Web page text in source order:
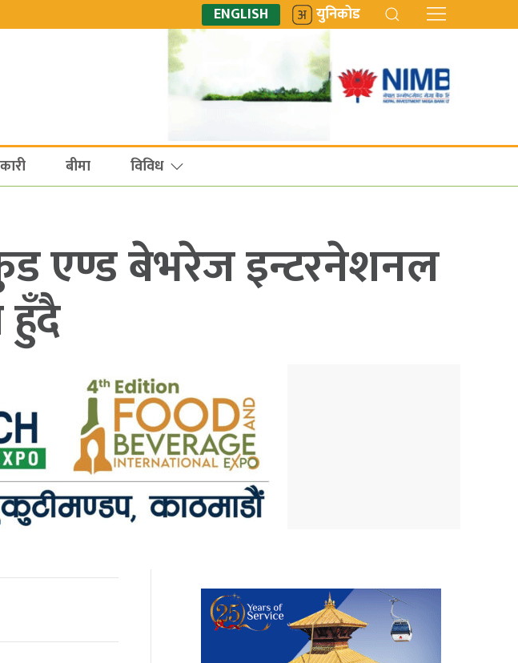
ENGLISH युनिकोड
बीमा विविध
एण्ड बेभरेज इन्टरनेशनल
हुँदै